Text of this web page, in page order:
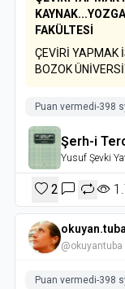
FAKÜLTESİ
ÇEVİRİ YAPMAK
BOZOK
Puan vermedi-398
Şerh-i
Yusuf Şevki
2
okuyan.tuba
@okuyantuba
Puan vermedi-398